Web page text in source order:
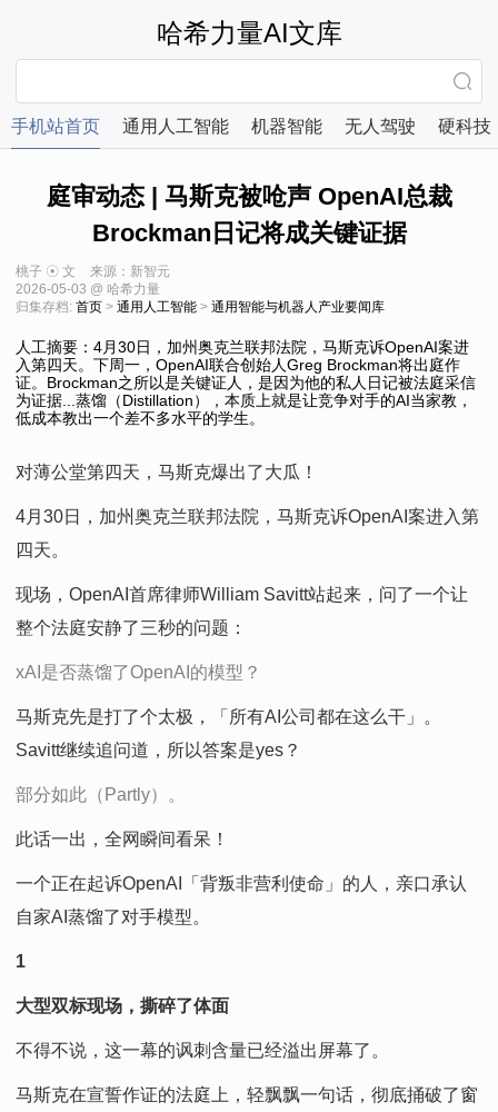
哈希力量AI文库
手机站首页 通用人工智能 机器智能 无人驾驶 硬科技
庭审动态 | 马斯克被呛声 OpenAI总裁
Brockman日记将成关键证据
桃子 ☉ 文
来源：新智元
2026-05-03 @ 哈希力量
归集存档: 首页 > 通用人工智能 > 通用智能与机器人产业要闻库
人工摘要：4月30日，加州奥克兰联邦法院，马斯克诉OpenAI案进
入第四天。下周一，OpenAI联合创始人Greg Brockman将出庭作
证。Brockman之所以是关键证人，是因为他的私人日记被法庭采信
为证据...蒸馏（Distillation），本质上就是让竞争对手的AI当家教，
低成本教出一个差不多水平的学生。
对薄公堂第四天，马斯克爆出了大瓜！
4月30日，加州奥克兰联邦法院，马斯克诉OpenAI案进入第
四天。
现场，OpenAI首席律师William Savitt站起来，问了一个让
整个法庭安静了三秒的问题：
xAI是否蒸馏了OpenAI的模型？
马斯克先是打了个太极，「所有AI公司都在这么干」。
Savitt继续追问道，所以答案是yes？
部分如此（Partly）。
此话一出，全网瞬间看呆！
一个正在起诉OpenAI「背叛非营利使命」的人，亲口承认
自家AI蒸馏了对手模型。
1
大型双标现场，撕碎了体面
不得不说，这一幕的讽刺含量已经溢出屏幕了。
马斯克在宣誓作证的法庭上，轻飘飘一句话，彻底捅破了窗